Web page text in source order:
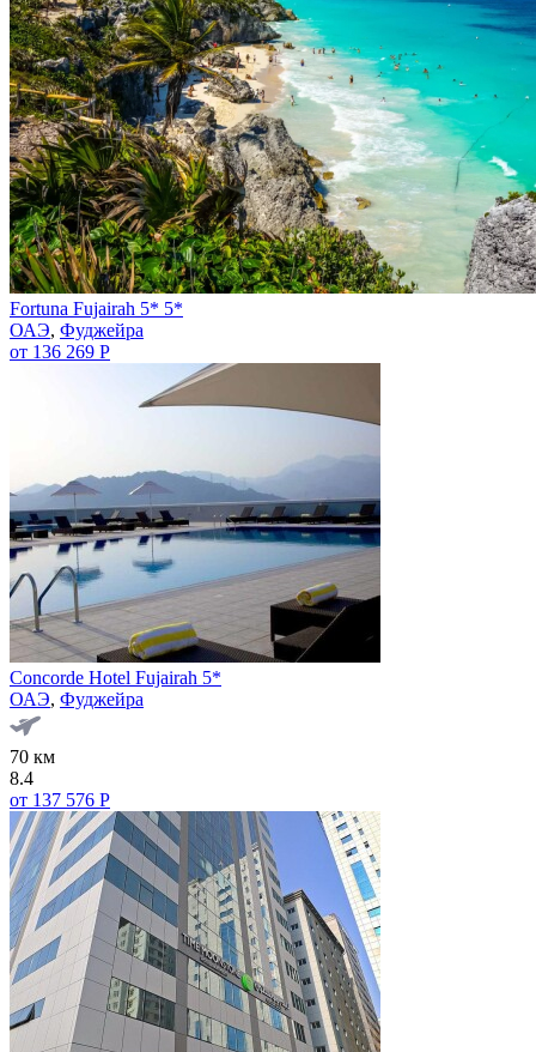
Fortuna Fujairah 5* 5*
ОАЭ, Фуджейра
от 136 269 Р
Concorde Hotel Fujairah 5*
ОАЭ, Фуджейра
70 км
8.4
от 137 576 Р